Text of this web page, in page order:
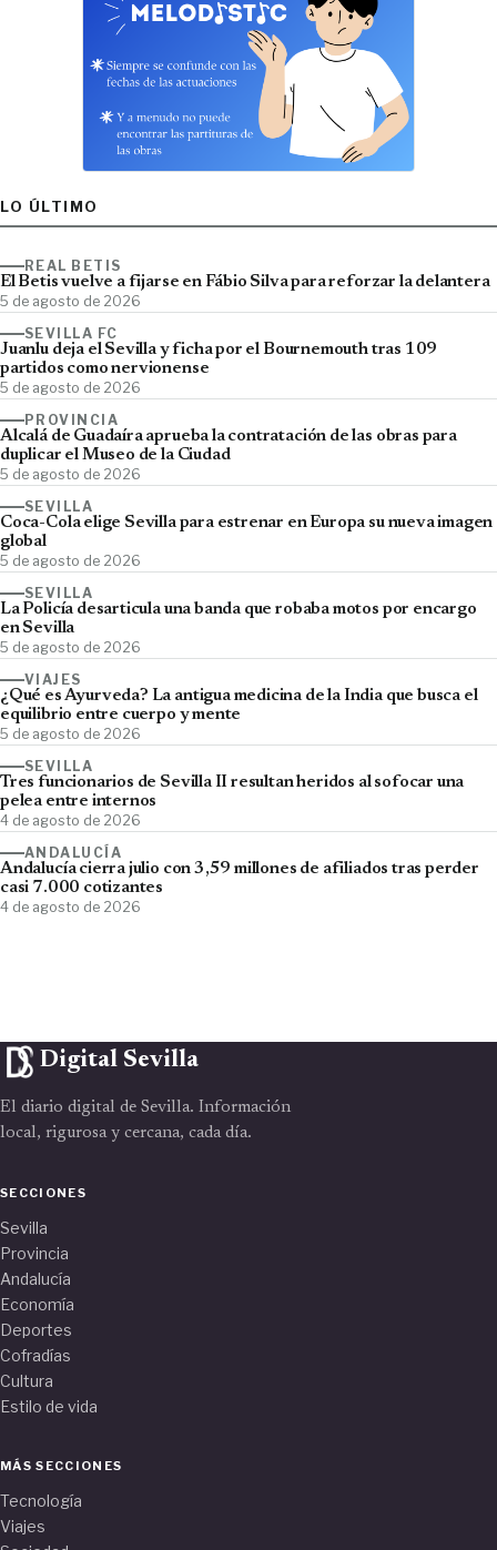
LO ÚLTIMO
REAL BETIS
El Betis vuelve a fijarse en Fábio Silva para reforzar la delantera
5 de agosto de 2026
SEVILLA FC
Juanlu deja el Sevilla y ficha por el Bournemouth tras 109
partidos como nervionense
5 de agosto de 2026
PROVINCIA
Alcalá de Guadaíra aprueba la contratación de las obras para
duplicar el Museo de la Ciudad
5 de agosto de 2026
SEVILLA
Coca-Cola elige Sevilla para estrenar en Europa su nueva imagen
global
5 de agosto de 2026
SEVILLA
La Policía desarticula una banda que robaba motos por encargo
en Sevilla
5 de agosto de 2026
VIAJES
¿Qué es Ayurveda? La antigua medicina de la India que busca el
equilibrio entre cuerpo y mente
5 de agosto de 2026
SEVILLA
Tres funcionarios de Sevilla II resultan heridos al sofocar una
pelea entre internos
4 de agosto de 2026
ANDALUCÍA
Andalucía cierra julio con 3,59 millones de afiliados tras perder
casi 7.000 cotizantes
4 de agosto de 2026
Digital Sevilla
El diario digital de Sevilla. Información
local, rigurosa y cercana, cada día.
SECCIONES
Sevilla
Provincia
Andalucía
Economía
Deportes
Cofradías
Cultura
Estilo de vida
MÁS SECCIONES
Tecnología
Viajes